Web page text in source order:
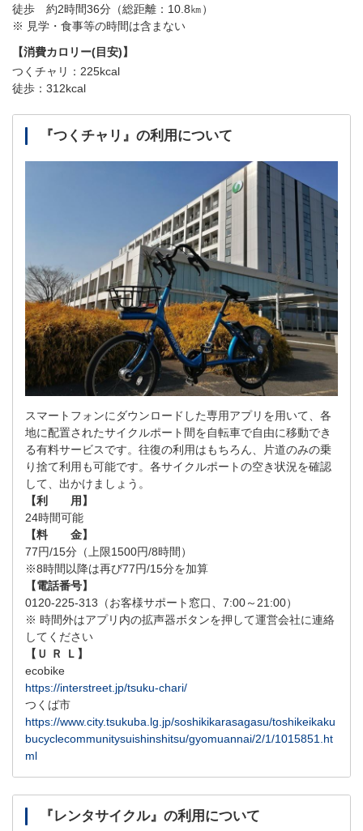
徒歩 約2時間36分（総距離：10.8㎞）
※ 見学・食事等の時間は含まない
【消費カロリー(目安)】
つくチャリ：225kcal
徒歩：312kcal
『つくチャリ』の利用について
スマートフォンにダウンロードした専用アプリを用いて、各
地に配置されたサイクルポート間を自転車で自由に移動でき
る有料サービスです。往復の利用はもちろん、片道のみの乗
り捨て利用も可能です。各サイクルポートの空き状況を確認
して、出かけましょう。
【利 用】
24時間可能
【料 金】
77円/15分（上限1500円/8時間）
※8時間以降は再び77円/15分を加算
【電話番号】
0120-225-313（お客様サポート窓口、7:00～21:00）
※ 時間外はアプリ内の拡声器ボタンを押して運営会社に連絡
してください
【Ｕ Ｒ Ｌ】
ecobike
https://interstreet.jp/tsuku-chari/
つくば市
https://www.city.tsukuba.lg.jp/soshikikarasagasu/toshikeikaku
bucyclecommunitysuishinshitsu/gyomuannai/2/1/1015851.ht
ml
『レンタサイクル』の利用について